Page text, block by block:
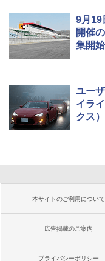
9月19
開催
集開始
ユー
イラ
クス
本サイトのご利用について
広告掲載のご案内
プライバシーポリシー